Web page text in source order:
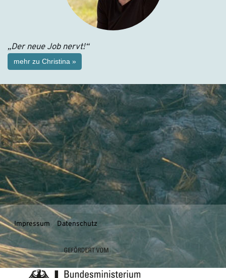
„Der neue Job nervt!“
mehr zu Christina »
Impressum Datenschutz